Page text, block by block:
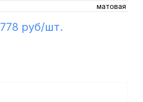
матовая
778 руб/шт.